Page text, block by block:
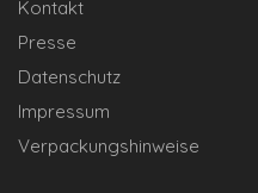
Kontakt
Presse
Datenschutz
Impressum
Verpackungshinweise